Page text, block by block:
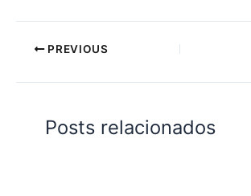
PREVIOUS
Posts relacionados